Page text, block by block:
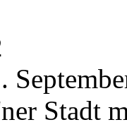
Stadt